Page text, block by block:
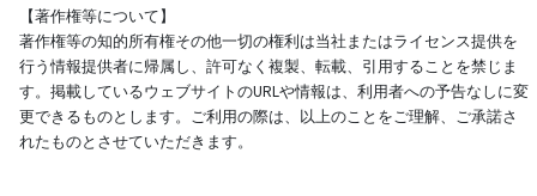
【著作権等について】
著作権等の知的所有権その他一切の権利は当社またはライセンス提供を
行う情報提供者に帰属し、許可なく複製、転載、引用することを禁じま
す。掲載しているウェブサイトのURLや情報は、利用者への予告なしに変
更できるものとします。ご利用の際は、以上のことをご理解、ご承諾さ
れたものとさせていただきます。